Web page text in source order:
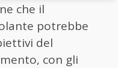
che il
potrebbe
del
con gli